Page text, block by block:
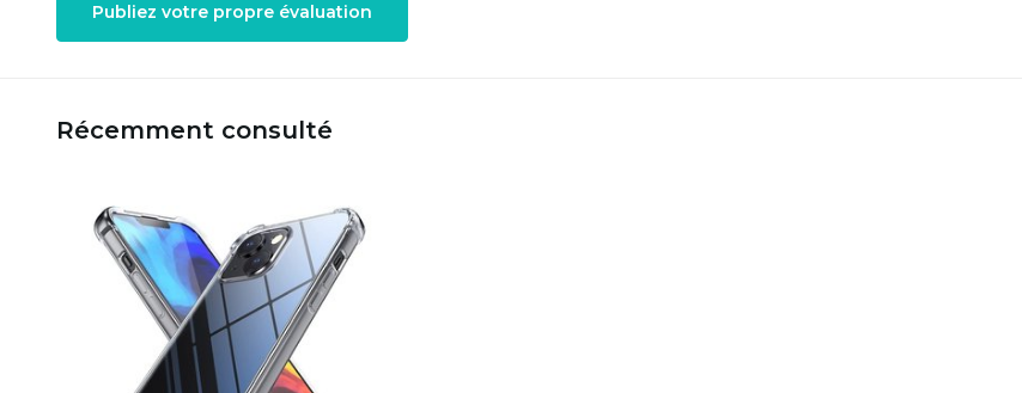
Publiez votre propre évaluation
Récemment consulté